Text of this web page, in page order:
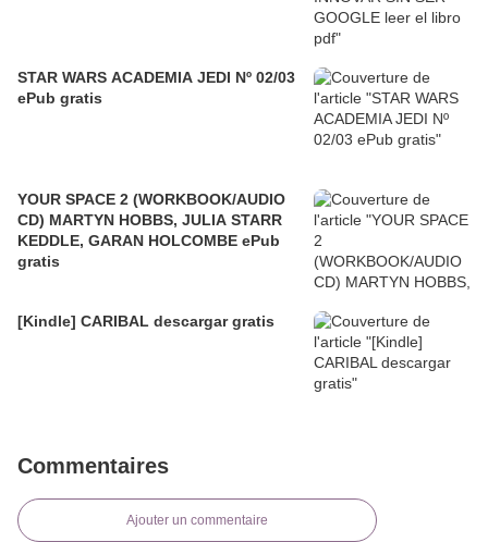
STAR WARS ACADEMIA JEDI Nº 02/03
ePub gratis
YOUR SPACE 2 (WORKBOOK/AUDIO
CD) MARTYN HOBBS, JULIA STARR
KEDDLE, GARAN HOLCOMBE ePub
gratis
[Kindle] CARIBAL descargar gratis
Commentaires
Ajouter un commentaire